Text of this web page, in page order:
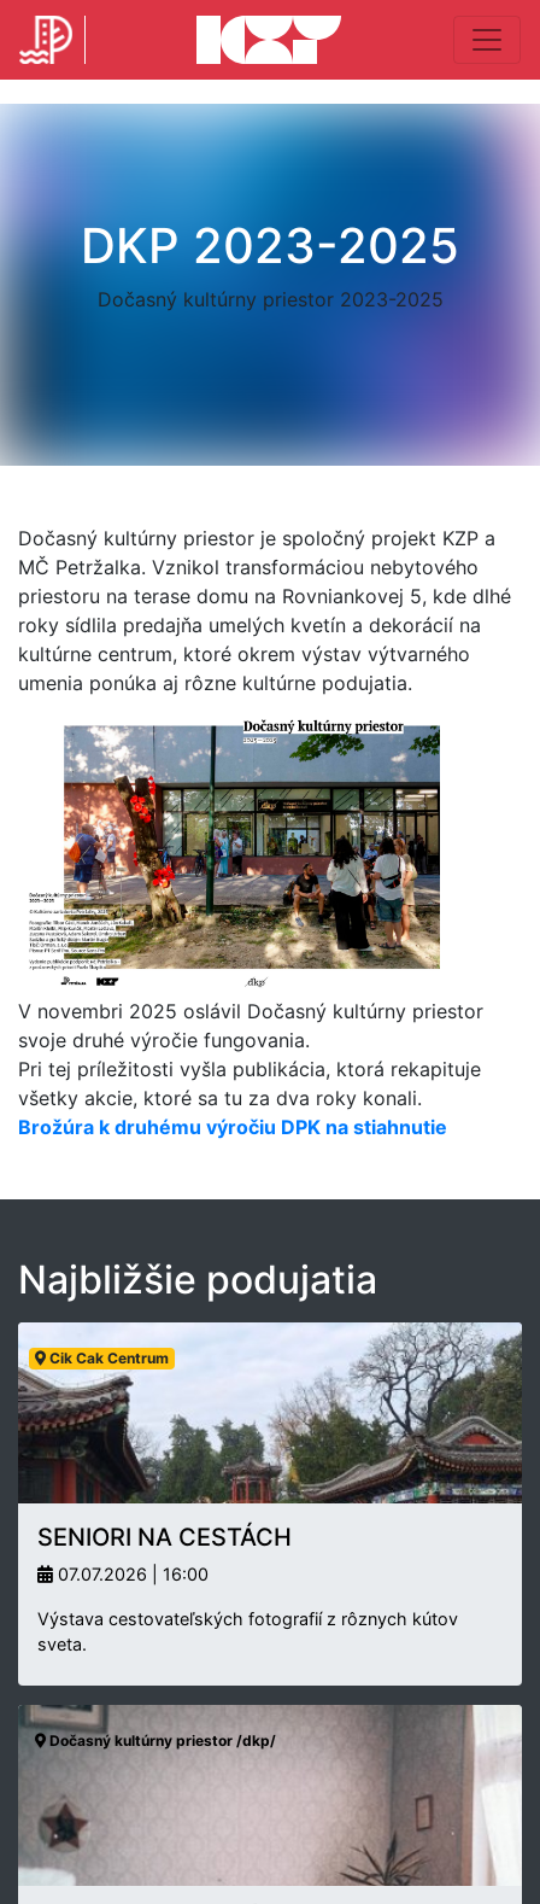
DKP 2023-2025
Dočasný kultúrny priestor 2023-2025
Dočasný kultúrny priestor je spoločný projekt KZP a
MČ Petržalka. Vznikol transformáciou nebytového
priestoru na terase domu na Rovniankovej 5, kde dlhé
roky sídlila predajňa umelých kvetín a dekorácií na
kultúrne centrum, ktoré okrem výstav výtvarného
umenia ponúka aj rôzne kultúrne podujatia.
V novembri 2025 oslávil Dočasný kultúrny priestor
svoje druhé výročie fungovania.
Pri tej príležitosti vyšla publikácia, ktorá rekapituje
všetky akcie, ktoré sa tu za dva roky konali.
Brožúra k druhému výročiu DPK na stiahnutie
Najbližšie podujatia
Cik Cak Centrum
SENIORI NA CESTÁCH
07.07.2026 | 16:00
Výstava cestovateľských fotografií z rôznych kútov
sveta.
Dočasný kultúrny priestor /dkp/